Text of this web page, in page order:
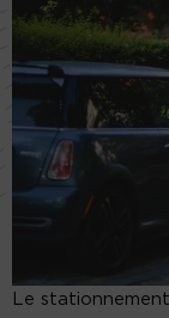
Le